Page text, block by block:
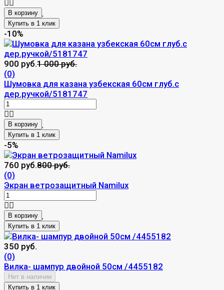
В корзину
-10%
900 руб.1 000 руб.
(0)
Шумовка для казана узбекская 60см глуб.с
дер.ручкой/5181747
В корзину
-5%
760 руб.800 руб.
(0)
Экран ветрозащитный Namilux
В корзину
350 руб.
(0)
Вилка- шампур двойной 50см /4455182
Нет в наличии